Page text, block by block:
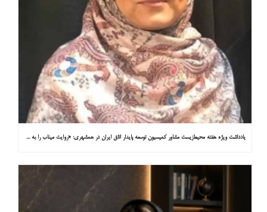
یادداشت ویژه هفته محیط‌زیست مشاور کمیسیون توسعه پایدار اتاق ایران در همشهری: «روایت میناب را به کاپ ۳۱ ببریم»